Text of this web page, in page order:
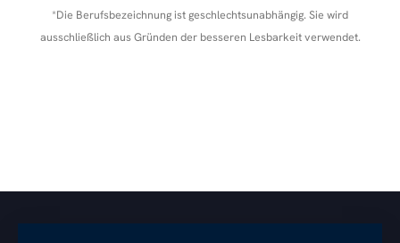
*Die Berufsbezeichnung ist geschlechtsunabhängig. Sie wird
ausschließlich aus Gründen der besseren Lesbarkeit verwendet.